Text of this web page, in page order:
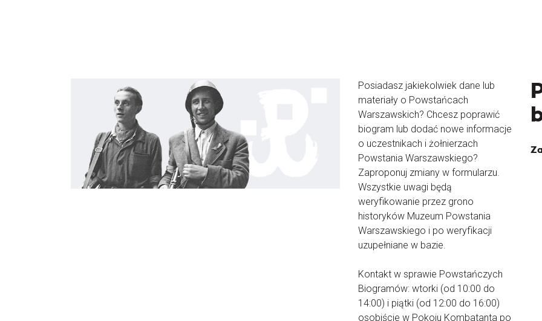
Posiadasz jakiekolwiek dane lub
materiały o Powstańcach
Warszawskich? Chcesz poprawić
biogram lub dodać nowe informacje
o uczestnikach i żołnierzach
Powstania Warszawskiego?
Zaproponuj zmiany w formularzu.
Wszystkie uwagi będą
weryfikowanie przez grono
historyków Muzeum Powstania
Warszawskiego i po weryfikacji
uzupełniane w bazie.
Kontakt w sprawie Powstańczych
Biogramów: wtorki (od 10:00 do
14:00) i piątki (od 12:00 do 16:00)
osobiście w Pokoju Kombatanta po